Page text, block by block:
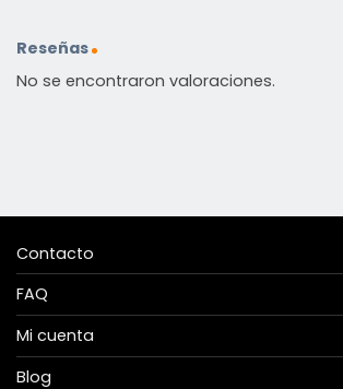
Reseñas
No se encontraron valoraciones.
Contacto
FAQ
Mi cuenta
Blog